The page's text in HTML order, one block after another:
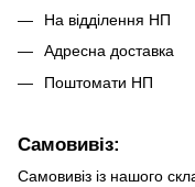
На відділення НП
Адресна доставка
Поштомати НП
Самовивіз:
Самовивіз із нашого